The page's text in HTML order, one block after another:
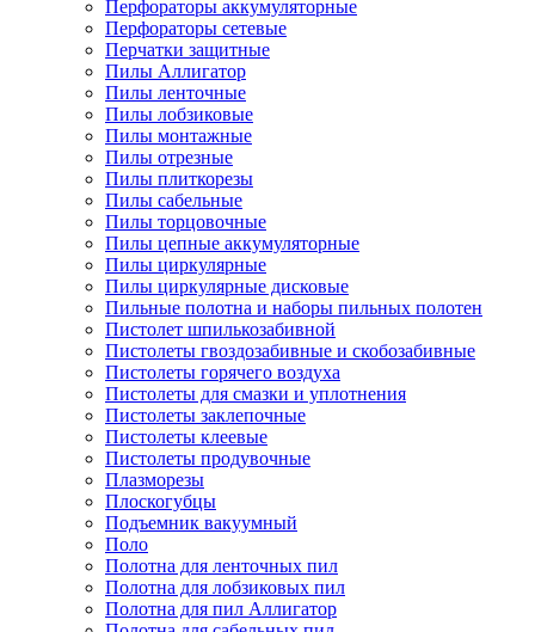
Перфораторы аккумуляторные
Перфораторы сетевые
Перчатки защитные
Пилы Аллигатор
Пилы ленточные
Пилы лобзиковые
Пилы монтажные
Пилы отрезные
Пилы плиткорезы
Пилы сабельные
Пилы торцовочные
Пилы цепные аккумуляторные
Пилы циркулярные
Пилы циркулярные дисковые
Пильные полотна и наборы пильных полотен
Пистолет шпилькозабивной
Пистолеты гвоздозабивные и скобозабивные
Пистолеты горячего воздуха
Пистолеты для смазки и уплотнения
Пистолеты заклепочные
Пистолеты клеевые
Пистолеты продувочные
Плазморезы
Плоскогубцы
Подъемник вакуумный
Поло
Полотна для ленточных пил
Полотна для лобзиковых пил
Полотна для пил Аллигатор